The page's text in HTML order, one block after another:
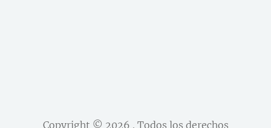
Copyright © 2026 . Todos los derechos